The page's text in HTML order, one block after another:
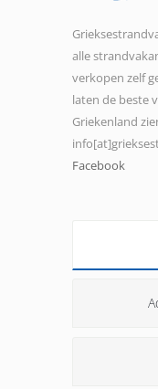
alle
verkopen zelf
laten de beste
Griekenland
Facebook